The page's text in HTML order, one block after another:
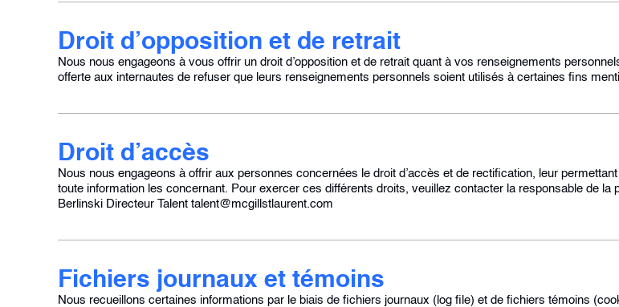
Droit d’opposition et de retrait
Nous nous engageons à vous offrir un droit d’opposition et de retrait quant à vos renseignements
offerte aux internautes de refuser que leurs renseignements personnels soient utilisés à certaines fins
Droit d’accès
Nous nous engageons à offrir aux personnes concernées le droit d’accès et de rectification, leur
toute information les concernant. Pour exercer ces différents droits, veuillez contacter la responsable de
Berlinski Directeur Talent talent@mcgillstlaurent.com
Fichiers journaux et témoins
Nous recueillons certaines informations par le biais de fichiers journaux (log file) et de fichiers témoins